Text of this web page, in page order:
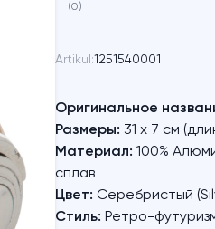
(0)
Artikul:1251540001
Оригинальное
Размеры: 31 x 7 см
Материал: 100%
сплав
Цвет: Серебристый
Стиль: Ретро-